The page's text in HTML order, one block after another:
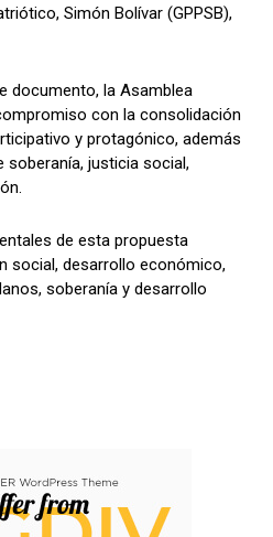
Simón Bolívar (GPPSB),
documento, la Asamblea
con la consolidación
y protagónico, además
soberanía, justicia social,
de esta propuesta
social, desarrollo económico,
soberanía y desarrollo